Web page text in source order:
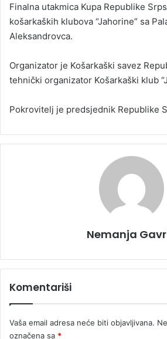
Finalna utakmica Kupa Republike
košarkaških klubova “Jahorine” sa
Aleksandrovca.
Organizator je Košarkaški savez
tehnički organizator Košarkaški klub
Pokrovitelj je predsjednik Republike
Nemanja
Komentariši
Vaša email adresa neće biti objavljivana.
označena sa *